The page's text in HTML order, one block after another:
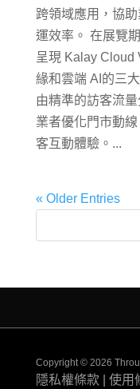
跨領域應用，協
運效率。 在展覽
呈現 Kalay Cloud
緣和雲端 AI的三
由精準的訪客流
業者優化門市動
客互動體驗。...
« Older Entries
Copyright © 2026
隱私權條款 使用